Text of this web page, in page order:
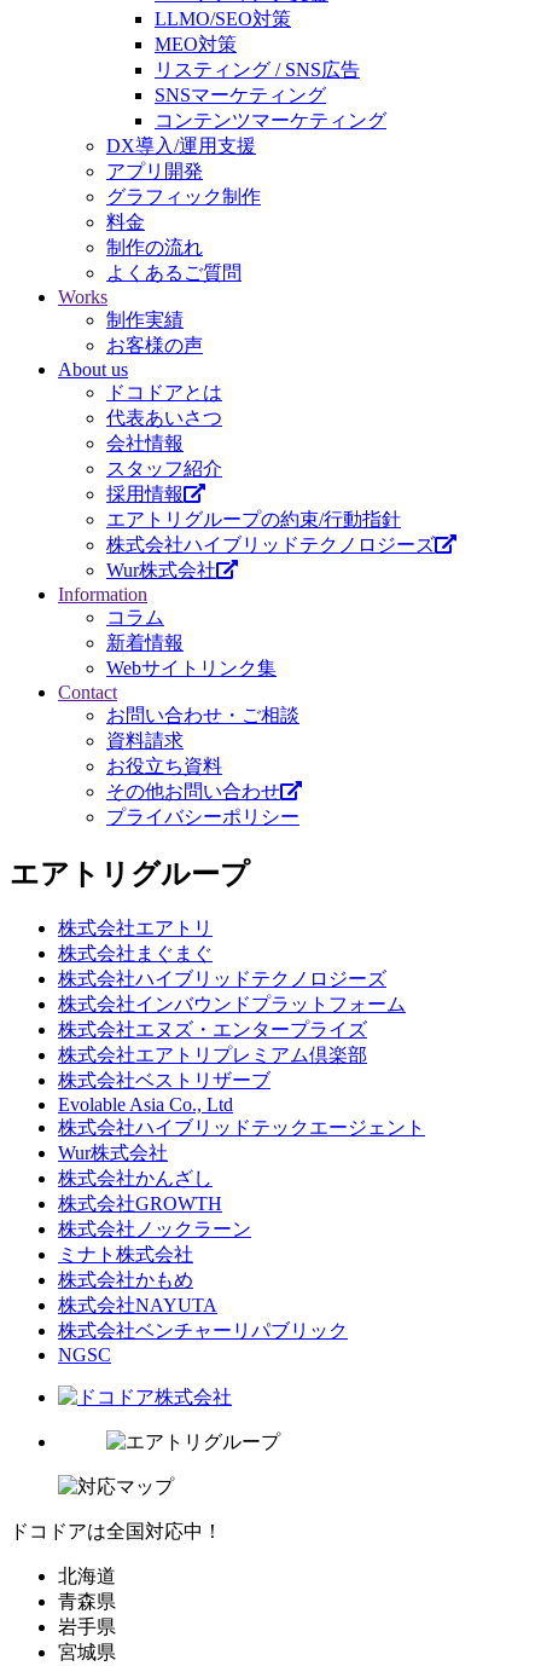
LLMO/SEO対策
MEO対策
リスティング / SNS広告
SNSマーケティング
コンテンツマーケティング
DX導入/運用支援
アプリ開発
グラフィック制作
料金
制作の流れ
よくあるご質問
Works
制作実績
お客様の声
About us
ドコドアとは
代表あいさつ
会社情報
スタッフ紹介
採用情報
エアトリグループの約束/行動指針
株式会社ハイブリッドテクノロジーズ
Wur株式会社
Information
コラム
新着情報
Webサイトリンク集
Contact
お問い合わせ・ご相談
資料請求
お役立ち資料
その他お問い合わせ
プライバシーポリシー
エアトリグループ
株式会社エアトリ
株式会社まぐまぐ
株式会社ハイブリッドテクノロジーズ
株式会社インバウンドプラットフォーム
株式会社エヌズ・エンタープライズ
株式会社エアトリプレミアム倶楽部
株式会社ベストリザーブ
Evolable Asia Co., Ltd
株式会社ハイブリッドテックエージェント
Wur株式会社
株式会社かんざし
株式会社GROWTH
株式会社ノックラーン
ミナト株式会社
株式会社かもめ
株式会社NAYUTA
株式会社ベンチャーリパブリック
NGSC
ドコドアは全国対応中！
北海道
青森県
岩手県
宮城県